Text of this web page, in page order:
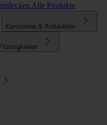
Alle Produkte
Karosserie & Anbauteile